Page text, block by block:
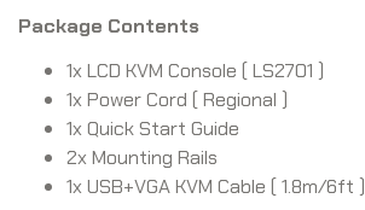
Package Contents
1x LCD KVM Console ( LS2701 )
1x Power Cord ( Regional )
1x Quick Start Guide
2x Mounting Rails
1x USB+VGA KVM Cable ( 1.8m/6ft )